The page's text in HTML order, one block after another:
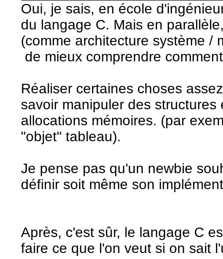
Oui, je sais, en école
du langage C. Mais en
(comme architecture système /
de mieux comprendre
Réaliser certaines choses
savoir manipuler des
allocations mémoires. (par
"objet" tableau).
Je pense pas qu'un newbie
définir soit même son
Après, c'est sûr, le langage C
faire ce que l'on veut si on sait